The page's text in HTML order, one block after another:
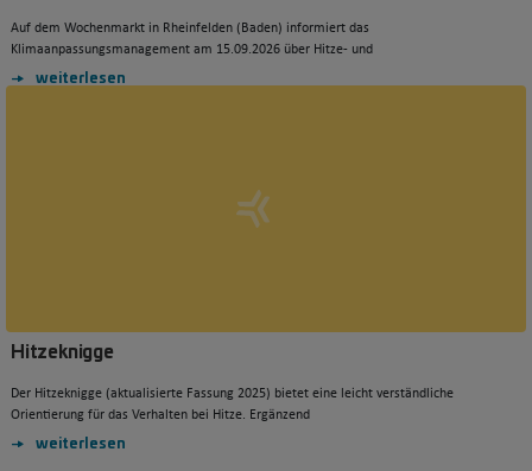
Auf dem Wochenmarkt in Rheinfelden (Baden) informiert das
Klimaanpassungsmanagement am 15.09.2026 über Hitze- und
weiterlesen
Hitzeknigge
Der Hitzeknigge (aktualisierte Fassung 2025) bietet eine leicht verständliche
Orientierung für das Verhalten bei Hitze. Ergänzend
weiterlesen